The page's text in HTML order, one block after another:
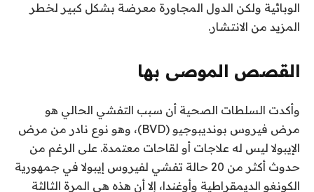
ي
و
0
الوبائية ولكن الدول المجاورة معرضة بشكل كبير لخطر
المزيد من الانتشار.
القصص الموصى بها
ئ
ة
ا
ة
وأكدت السلطات الصحية أن سبب التفشي الحالي هو
مرض فيروس بونديبوجيو (BVD)، وهو نوع نادر من مرض
الإيبولا ليس له علاجات أو لقاحات معتمدة. على الرغم من
حدوث أكثر من 20 حالة تفشي لفيروس إيبولا في جمهورية
الكونغو الديمقراطية وأوغندا، إلا أن هذه هي المرة الثالثة